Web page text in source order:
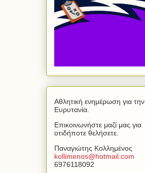
Αθλητική ενημέρωση για την
Ευρυτανία.
Επικοινωνήστε μαζί μας για
οτιδήποτε θελήσετε.
Παναγιώτης Κολλημένος
kollimenos@hotmail com
6976118092